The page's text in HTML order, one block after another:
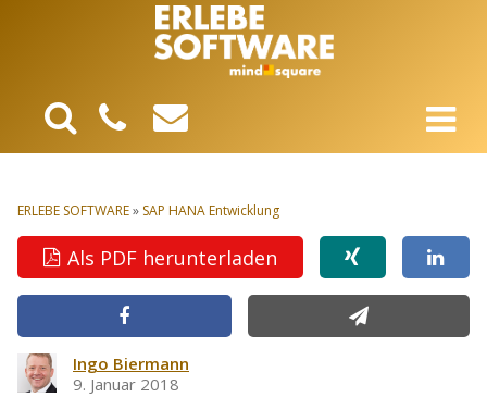
ERLEBE SOFTWARE» SAP HANA Entwicklung
Als PDF herunterladen
Ingo Biermann
9. Januar 2018